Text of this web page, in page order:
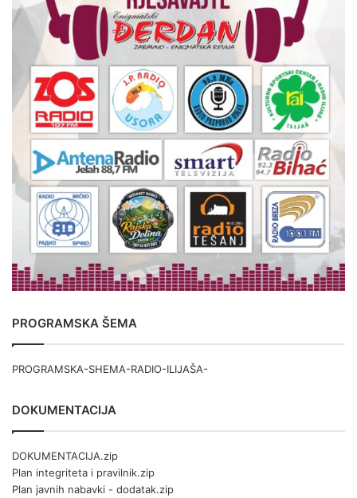
PROGRAMSKA ŠEMA
PROGRAMSKA-SHEMA-RADIO-ILIJAŠA-
DOKUMENTACIJA
DOKUMENTACIJA.zip
Plan integriteta i pravilnik.zip
Plan javnih nabavki - dodatak.zip